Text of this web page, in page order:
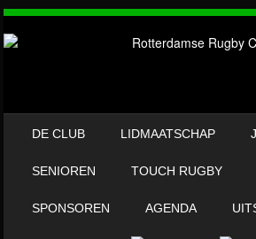
DE CLUB LIDMAATSCHAP
SENIOREN TOUCH RUGBY
SPONSOREN AGENDA